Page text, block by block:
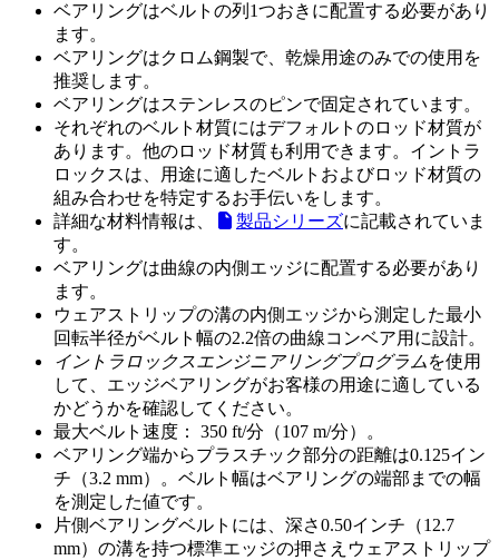
ベアリングはベルトの列1つおきに配置する必要があり
ます。
ベアリングはクロム鋼製で、乾燥用途のみでの使用を
推奨します。
ベアリングはステンレスのピンで固定されています。
それぞれのベルト材質にはデフォルトのロッド材質が
あります。他のロッド材質も利用できます。イントラ
ロックスは、用途に適したベルトおよびロッド材質の
組み合わせを特定するお手伝いをします。
詳細な材料情報は、
製品シリーズに記載されていま
す。
ベアリングは曲線の内側エッジに配置する必要があり
ます。
ウェアストリップの溝の内側エッジから測定した最小
回転半径がベルト幅の2.2倍の曲線コンベア用に設計。
イントラロックスエンジニアリングプログラムを使用
して、エッジベアリングがお客様の用途に適している
かどうかを確認してください。
最大ベルト速度： 350 ft/分（107 m/分）。
ベアリング端からプラスチック部分の距離は0.125イン
チ（3.2 mm）。ベルト幅はベアリングの端部までの幅
を測定した値です。
片側ベアリングベルトには、深さ0.50インチ（12.7
mm）の溝を持つ標準エッジの押さえウェアストリップ